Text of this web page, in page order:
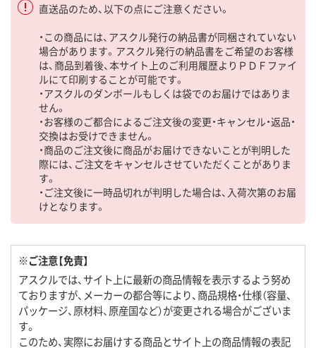
直送品のため、以下の点にご注意ください。
・この商品には、アスクル発行の納品書が同梱されていない
場合があります。アスクル発行の納品書をご希望のお客様
は、商品到着後、本サイト上のご利用履歴よりＰＤＦファイ
ルにて印刷することが可能です。
・アスクルのダンボールもしくは袋でのお届けではありま
せん。
・お客様のご都合によるご注文後の変更・キャンセル・返品・
交換はお受けできません。
・商品のご注文後に商品がお届けできないことが判明した
際には、ご注文をキャンセルさせていただくことがありま
す。
・ご注文後に一時品切れが判明した場合は、入荷次第のお届
けとなります。
※ご注意【免責】
アスクルでは、サイト上に最新の商品情報を表示するよう努め
ておりますが、メーカーの都合等により、商品規格・仕様（容量、
パッケージ、原材料、原産国など）が変更される場合がございま
す。
このため、実際にお届けする商品とサイト上の商品情報の表記